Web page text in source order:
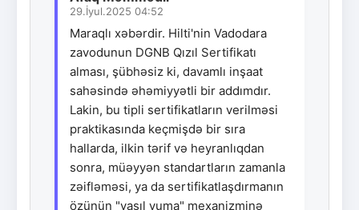
29.İyul.2025 04:52
Maraqlı xəbərdir. Hilti'nin Vadodara
zavodunun DGNB Qızıl Sertifikatı
alması, şübhəsiz ki, davamlı inşaat
sahəsində əhəmiyyətli bir addımdır.
Lakin, bu tipli sertifikatların verilməsi
praktikasında keçmişdə bir sıra
hallarda, ilkin tərif və heyranlıqdan
sonra, müəyyən standartların zamanla
zəifləməsi, ya da sertifikatlaşdırmanın
özünün "yaşıl yuma" mexanizminə